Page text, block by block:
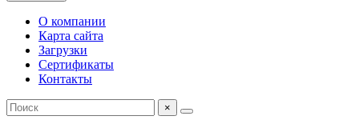
О компании
Карта сайта
Загрузки
Сертификаты
Контакты
×